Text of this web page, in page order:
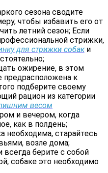
сезона сводите
чтобы избавить его от
летний сезон; Если
стрижки,
для стрижки собаки
ожирение, в этом
предрасположена к
подберите своему
рацион из категории
весом
и вечером, когда
как в полдень;
необходима, старайтесь
возле дома;
всегда берите с собой
собаке это необходимо